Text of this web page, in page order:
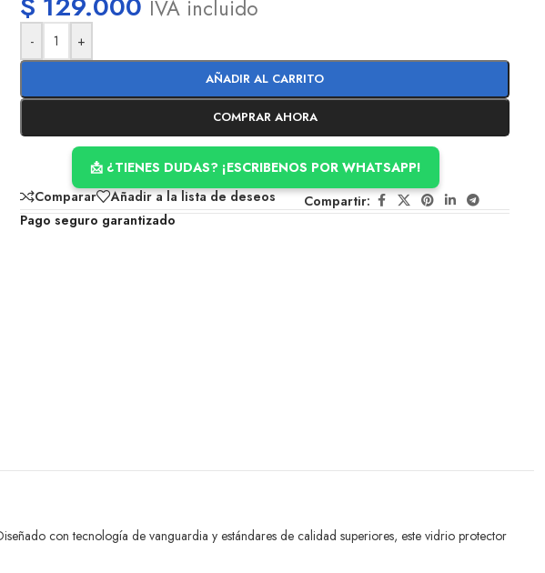
IVA incluido
- +
AÑADIR AL CARRITO
COMPRAR AHORA
📩 ¿TIENES DUDAS? ¡ESCRIBENOS POR WHATSAPP!
Comparar
Añadir a la lista de deseos
Compartir:
Pago seguro garantizado
con tecnología de vanguardia y estándares de calidad superiores, este vidrio protector